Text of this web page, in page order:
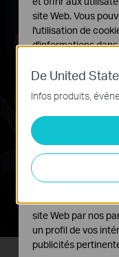
rapides et
De United
Infos produits,
site Web. Vous
l'utilisation de
d'informations
Cookies basiques
Ces cookies sont
site Web et ne
Cookies d'analyse
Les cookies
activités sur notre
fonctionnalités de
Les cookies
site Web par nos
un profil de vos
publicités